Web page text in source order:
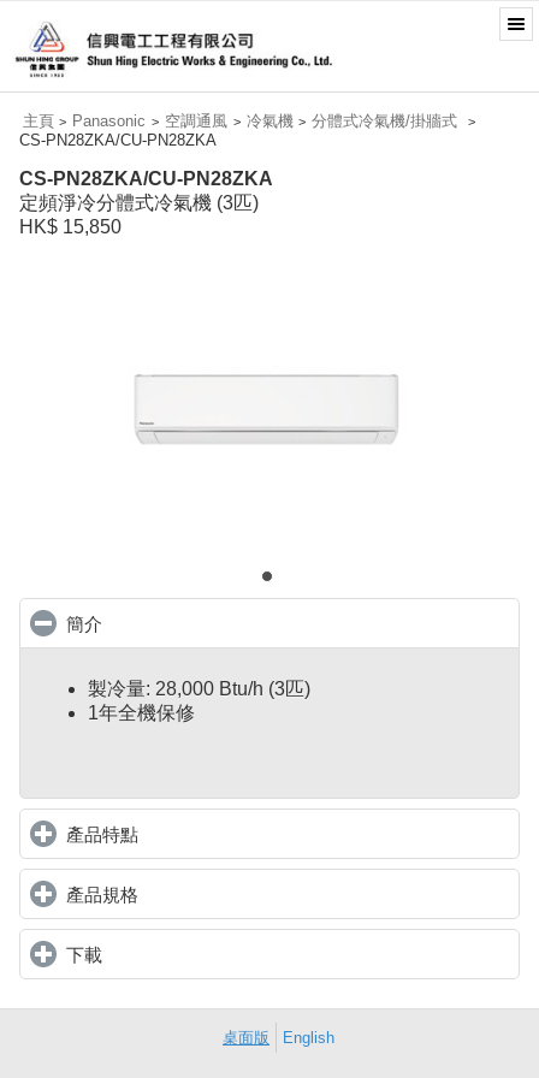
主頁 > Panasonic > 空調通風 > 冷氣機 > 分體式冷氣機/掛牆式 >
CS-PN28ZKA/CU-PN28ZKA
CS-PN28ZKA/CU-PN28ZKA
定頻淨冷分體式冷氣機 (3匹)
HK$ 15,850
簡介
製冷量: 28,000 Btu/h (3匹)
1年全機保修
產品特點click to expand contents
產品規格
下載click to expand contents
桌面版 English